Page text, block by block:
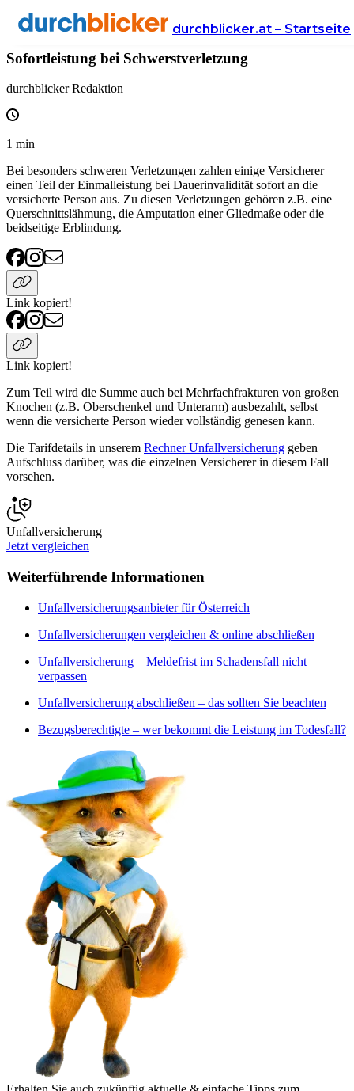
durchblicker.at – Startseite
Wissen Versicherung unfallversicherung
Sofortleistung bei Schwerstverletzung
durchblicker Redaktion
1 min
Bei besonders schweren Verletzungen zahlen einige Versicherer
einen Teil der Einmalleistung bei Dauerinvalidität sofort an die
versicherte Person aus. Zu diesen Verletzungen gehören z.B. eine
Querschnittslähmung, die Amputation einer Gliedmaße oder die
beidseitige Erblindung.
Link kopiert!
Link kopiert!
Zum Teil wird die Summe auch bei Mehrfachfrakturen von großen
Knochen (z.B. Oberschenkel und Unterarm) ausbezahlt, selbst
wenn die versicherte Person wieder vollständig genesen kann.
Die Tarifdetails in unserem Rechner Unfallversicherung geben
Aufschluss darüber, was die einzelnen Versicherer in diesem Fall
vorsehen.
Unfallversicherung
Jetzt vergleichen
Weiterführende Informationen
Unfallversicherungsanbieter für Österreich
Unfallversicherungen vergleichen & online abschließen
Unfallversicherung – Meldefrist im Schadensfall nicht
verpassen
Unfallversicherung abschließen – das sollten Sie beachten
Bezugsberechtigte – wer bekommt die Leistung im Todesfall?